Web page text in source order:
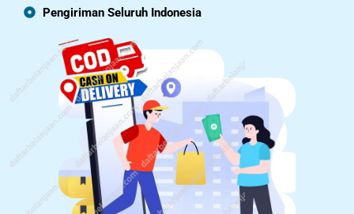
Pengiriman Seluruh Indonesia